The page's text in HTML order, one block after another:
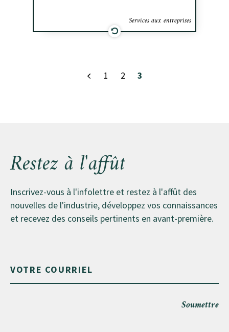
Services aux entreprises
1 2 3
Restez à l'affût
Inscrivez-vous à l'infolettre et restez à l'affût des
nouvelles de l'industrie, développez vos connaissances
et recevez des conseils pertinents en avant-première.
Soumettre